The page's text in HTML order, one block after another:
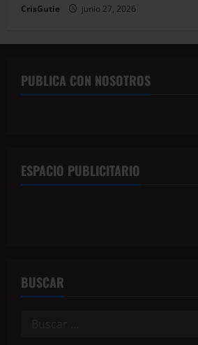
CrisGutie junio 27, 2026
PUBLICA CON NOSOTROS
ESPACIO PUBLICITARIO
BUSCAR